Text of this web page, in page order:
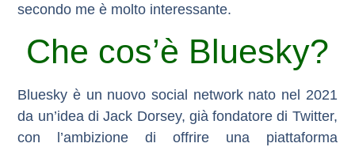
secondo me è molto interessante.
Che cos’è Bluesky?
Bluesky è un nuovo social network nato nel 2021
da un’idea di Jack Dorsey, già fondatore di Twitter,
con l’ambizione di offrire una piattaforma